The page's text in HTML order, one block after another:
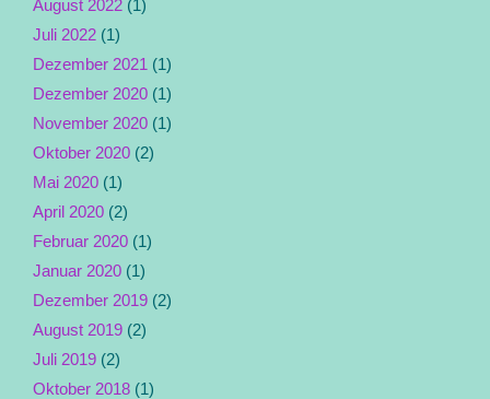
August 2022 (1)
Juli 2022 (1)
Dezember 2021 (1)
Dezember 2020 (1)
November 2020 (1)
Oktober 2020 (2)
Mai 2020 (1)
April 2020 (2)
Februar 2020 (1)
Januar 2020 (1)
Dezember 2019 (2)
August 2019 (2)
Juli 2019 (2)
Oktober 2018 (1)